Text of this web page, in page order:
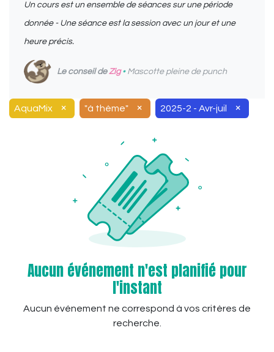
Un cours est un ensemble de séances sur une période
donnée - Une séance est la session avec un jour et une
heure précis.
Le conseil deZig •Mascotte pleine de punch
AquaMix × "à thème" × 2025-2 - Avr-juil ×
Aucun événement n'est planifié pour
l'instant
Aucun événement ne correspond à vos critères de
recherche.